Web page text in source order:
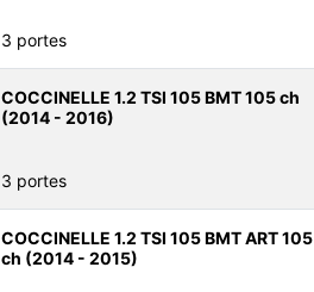
3 portes
COCCINELLE 1.2 TSI 105 BMT 105 ch
(2014 - 2016)
3 portes
COCCINELLE 1.2 TSI 105 BMT ART 105
ch (2014 - 2015)